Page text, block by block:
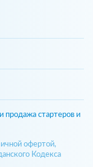
стартеров и
офертой,
Кодекса